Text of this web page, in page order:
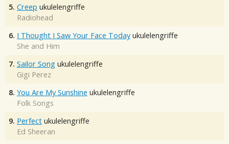
5. Creep ukulelengriffe
Radiohead
6. I Thought I Saw Your Face Today ukulelengriffe
She and Him
7. Sailor Song ukulelengriffe
Gigi Perez
8. You Are My Sunshine ukulelengriffe
Folk Songs
9. Perfect ukulelengriffe
Ed Sheeran